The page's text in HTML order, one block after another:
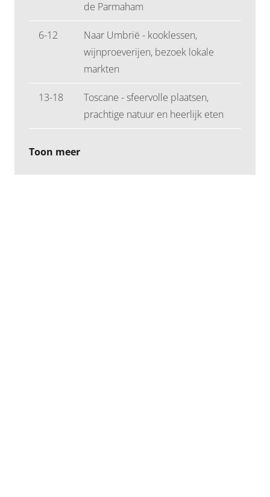
de Parmaham
6-12
Naar Umbrië - kooklessen,
wijnproeverijen, bezoek lokale
markten
13-18
Toscane - sfeervolle plaatsen,
prachtige natuur en heerlijk eten
Toon meer